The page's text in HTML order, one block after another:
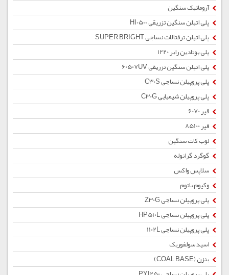
آروماتیک سنگین
پلی اتیلن سنگین تزریقی HI0500
پلی اتیلن ترفتالات نساجی SUPER BRIGHT
پلی بوتادین رابر 1220
پلی اتیلن سنگین تزریقی 60507UV
پلی پروپیلن نساجی C30S
پلی پروپیلن شیمیایی C30G
قیر 6070
قیر 85100
لوب کات سنگین
گوگرد گرانوله
سلاپس واکس
وکیوم باتوم
پلی پروپیلن نساجی Z30G
پلی پروپیلن نساجی HP510L
پلی پروپیلن نساجی 1102L
اسید سولفوریک
بنزن (COAL BASE)